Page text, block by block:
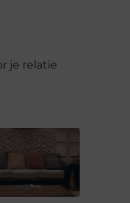
je relatie